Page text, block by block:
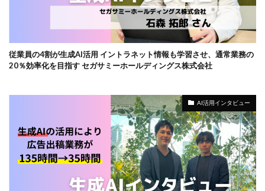
従業員の4割が生成AI活用 イントラネット情報も学習させ、通常業務の
20％効率化を目指す セガサミーホールディングス株式会社
AI活用インタビュー